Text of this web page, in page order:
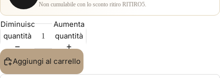
Non cumulabile con lo sconto ritiro RITIRO5.
Diminuisci
quantità
Aumenta
quantità
Aggiungi al carrello